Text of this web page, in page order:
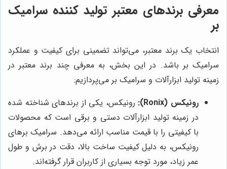
معرفی برندهای معتبر تولید کننده سرامیک
بر
انتخاب یک برند معتبر، می‌تواند تضمینی برای کیفیت و عملکرد
سرامیک بر باشد. در این بخش، به معرفی چند برند معتبر در
زمینه تولید ابزارآلات و سرامیک بر می‌پردازیم:
رونیکس (Ronix):
رونیکس، یکی از برندهای شناخته شده
در زمینه تولید ابزارآلات دستی و برقی است که محصولات
با کیفیتی را با قیمت مناسب ارائه می‌دهد. سرامیک برهای
رونیکس، به دلیل کیفیت ساخت بالا، دقت در برش و طول
عمر زیاد، مورد توجه بسیاری از کاربران قرار گرفته‌اند.